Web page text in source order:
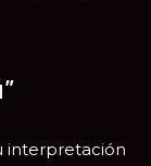
interpretación